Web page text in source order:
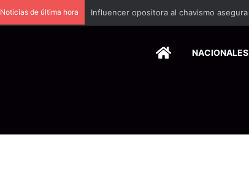
Noticias de última hora
HOMENACIONALES